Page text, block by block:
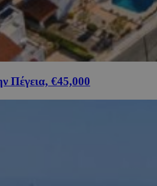
Πέγεια, €45,000